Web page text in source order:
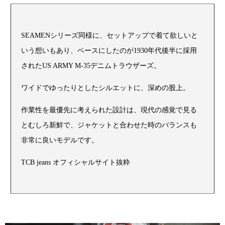
SEAMENシリーズ同様に、セットアップで着て欲しいと
いう想いもあり、ベースにしたのが1930年代後半に採用
されたUS ARMY M-35デニムトラウザーズ。
ワイドでゆったりとしたシルエットに、深めの股上。
作業性を最優先に考えられた設計は、現代の感覚で見る
とむしろ新鮮で、ジャケットと合わせた時のバランスも
非常に良いモデルです。
TCB jeans オフィシャルサイト抜粋